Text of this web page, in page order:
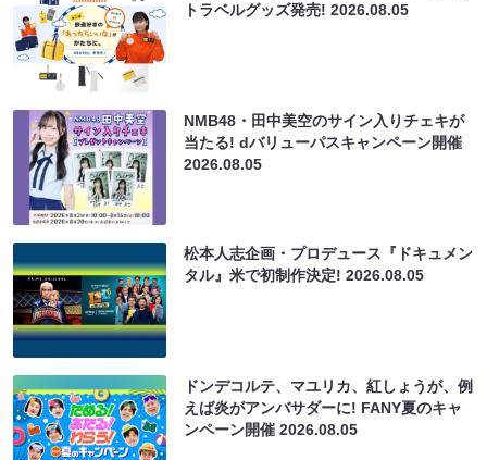
トラベルグッズ発売!2026.08.05
NMB48・田中美空のサイン入りチェキが
当たる! dバリューパスキャンペーン開催
2026.08.05
松本人志企画・プロデュース『ドキュメン
タル』米で初制作決定!2026.08.05
ドンデコルテ、マユリカ、紅しょうが、例
えば炎がアンバサダーに! FANY夏のキャ
ンペーン開催2026.08.05